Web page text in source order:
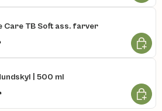
Care TB Soft ass. farver
Læg i
| 500 ml
Læg i